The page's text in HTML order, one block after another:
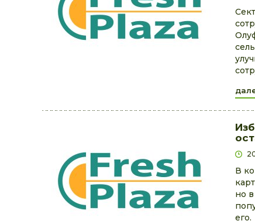
В
но
его.